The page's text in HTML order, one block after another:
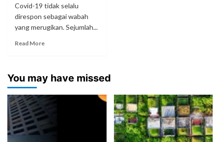
Covid-19 tidak selalu
direspon sebagai wabah
yang merugikan. Sejumlah...
Read More
You may have missed